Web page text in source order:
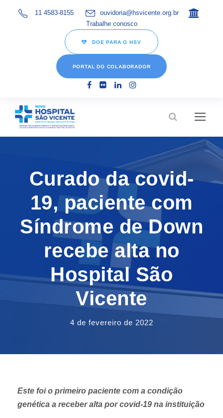
11 4583-8155
ouvidoria@hsvicente.org.br
Trabalhe conosco
DOE PARA O HSV
PORTAL DO COLABORADOR
Curado da covid-
19, paciente com
Síndrome de Down
recebe alta no
Hospital São
Vicente
4 de fevereiro de 2022
Este foi o primeiro paciente com a condição
genética a receber alta por covid-19 na instituição